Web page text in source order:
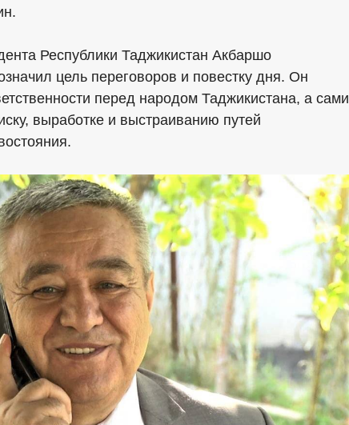
Республики Таджикистан Акбаршо
цель переговоров и повестку дня. Он
перед народом Таджикистана, а сами
выработке и выстраиванию путей